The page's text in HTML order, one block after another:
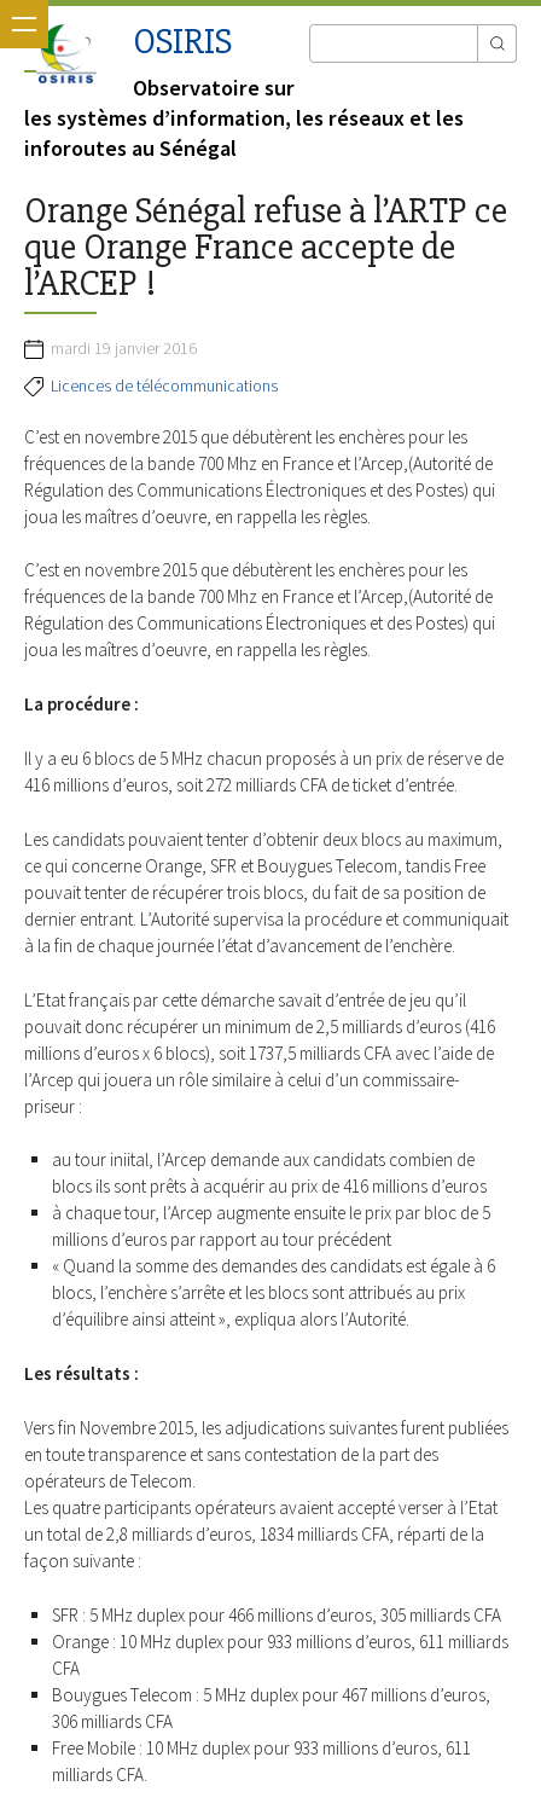
OSIRIS
Observatoire sur
les systèmes d’information, les réseaux et les
inforoutes au Sénégal
Orange Sénégal refuse à l’ARTP ce
que Orange France accepte de
l’ARCEP !
mardi 19 janvier 2016
Licences de télécommunications
C’est en novembre 2015 que débutèrent les enchères pour les
fréquences de la bande 700 Mhz en France et l’Arcep,(Autorité de
Régulation des Communications Électroniques et des Postes) qui
joua les maîtres d’oeuvre, en rappella les règles.
C’est en novembre 2015 que débutèrent les enchères pour les
fréquences de la bande 700 Mhz en France et l’Arcep,(Autorité de
Régulation des Communications Électroniques et des Postes) qui
joua les maîtres d’oeuvre, en rappella les règles.
La procédure :
Il y a eu 6 blocs de 5 MHz chacun proposés à un prix de réserve de
416 millions d’euros, soit 272 milliards CFA de ticket d’entrée.
Les candidats pouvaient tenter d’obtenir deux blocs au maximum,
ce qui concerne Orange, SFR et Bouygues Telecom, tandis Free
pouvait tenter de récupérer trois blocs, du fait de sa position de
dernier entrant. L’Autorité supervisa la procédure et communiquait
à la fin de chaque journée l’état d’avancement de l’enchère.
L’Etat français par cette démarche savait d’entrée de jeu qu’il
pouvait donc récupérer un minimum de 2,5 milliards d’euros (416
millions d’euros x 6 blocs), soit 1737,5 milliards CFA avec l’aide de
l’Arcep qui jouera un rôle similaire à celui d’un commissaire-
priseur :
au tour iniital, l’Arcep demande aux candidats combien de
blocs ils sont prêts à acquérir au prix de 416 millions d’euros
à chaque tour, l’Arcep augmente ensuite le prix par bloc de 5
millions d’euros par rapport au tour précédent
« Quand la somme des demandes des candidats est égale à 6
blocs, l’enchère s’arrête et les blocs sont attribués au prix
d’équilibre ainsi atteint », expliqua alors l’Autorité.
Les résultats :
Vers fin Novembre 2015, les adjudications suivantes furent publiées
en toute transparence et sans contestation de la part des
opérateurs de Telecom.
Les quatre participants opérateurs avaient accepté verser à l’Etat
un total de 2,8 milliards d’euros, 1834 milliards CFA, réparti de la
façon suivante :
SFR : 5 MHz duplex pour 466 millions d’euros, 305 milliards CFA
Orange : 10 MHz duplex pour 933 millions d’euros, 611 milliards
CFA
Bouygues Telecom : 5 MHz duplex pour 467 millions d’euros,
306 milliards CFA
Free Mobile : 10 MHz duplex pour 933 millions d’euros, 611
milliards CFA.